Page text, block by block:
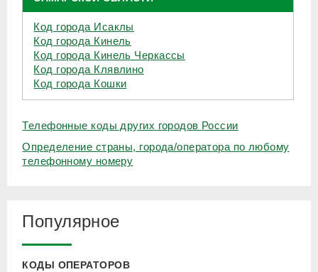
Код города Исаклы
Код города Кинель
Код города Кинель Черкассы
Код города Клявлино
Код города Кошки
Телефонные коды других городов России
Определение страны, города/оператора по любому
телефонному номеру
Популярное
КОДЫ ОПЕРАТОРОВ